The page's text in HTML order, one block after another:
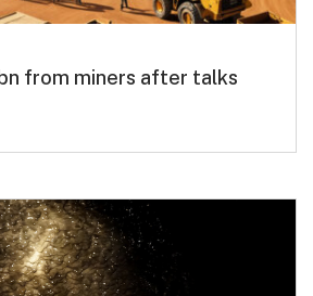
from miners after talks